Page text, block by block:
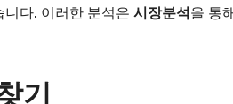
다. 이러한 분석은 시장분석을 통
기